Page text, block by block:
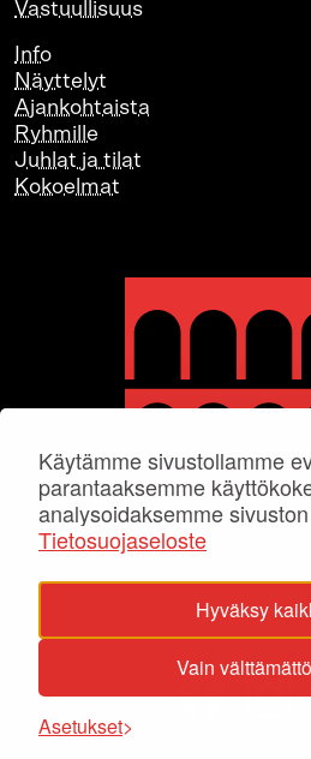
Käytämme sivustollamme
parantaaksemme
analysoidaksemme
Tietosuojaseloste
Hyväksy
Vain
Asetukset
Vastuullisuus
Info
Näyttelyt
Ajankohtaista
Ryhmille
Juhlat ja tilat
Kokoelmat